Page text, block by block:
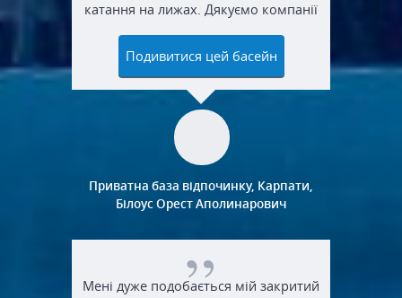
катання на лижах. Дякуємо компанії
"Свімпул Сервіс" за це.
Подивитися цей басейн
Приватна база відпочинку, Карпати,
Білоус Орест Аполинарович
Мені дуже подобається мій закритий